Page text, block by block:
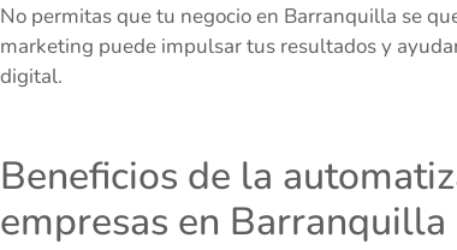
No permitas que tu negocio en Barranquilla se
marketing puede impulsar tus resultados y
digital.
Beneficios de la
empresas en Barranquilla